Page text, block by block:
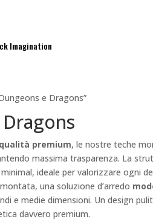
e Dragons”
qualità premium, le nostre teche
massima trasparenza. La
minimal, ideale per valorizzare ogni
una soluzione d’arredo
e medie dimensioni. Un design
davvero premium.